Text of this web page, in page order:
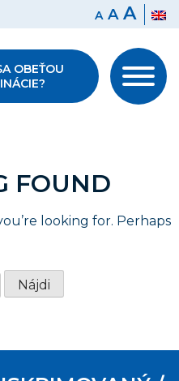
A A A
OBEŤOU
FOUND
looking for. Perhaps